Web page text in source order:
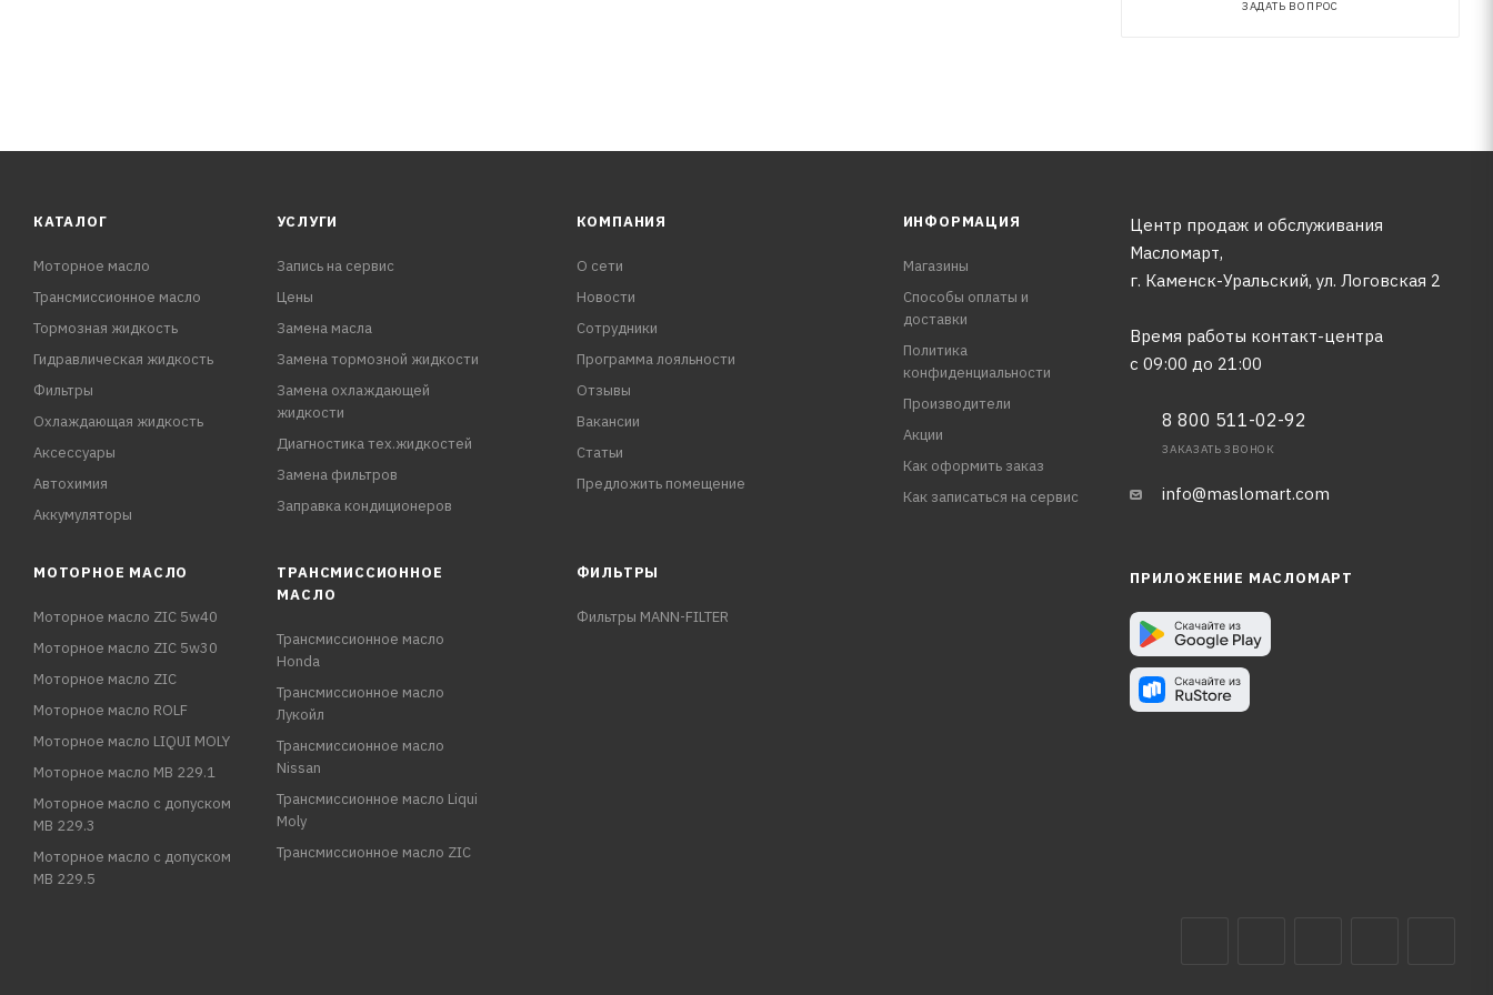
ЗАДАТЬ ВОПРОС
КАТАЛОГ
Моторное масло
Трансмиссионное масло
Тормозная жидкость
Гидравлическая жидкость
Фильтры
Охлаждающая жидкость
Аксессуары
Автохимия
Аккумуляторы
УСЛУГИ
Запись на сервис
Цены
Замена масла
Замена тормозной жидкости
Замена охлаждающей
жидкости
Диагностика тех.жидкостей
Замена фильтров
Заправка кондиционеров
КОМПАНИЯ
О сети
Новости
Сотрудники
Программа лояльности
Отзывы
Вакансии
Статьи
Предложить помещение
ИНФОРМАЦИЯ
Магазины
Способы оплаты и
доставки
Политика
конфиденциальности
Производители
Акции
Как оформить заказ
Как записаться на сервис
Центр продаж и обслуживания
Масломарт,
г. Каменск-Уральский, ул. Логовская 2
Время работы контакт-центра
с 09:00 до 21:00
8 800 511-02-92
ЗАКАЗАТЬ ЗВОНОК
info@maslomart.com
МОТОРНОЕ МАСЛО
Моторное масло ZIC 5w40
Моторное масло ZIC 5w30
Моторное масло ZIC
Моторное масло ROLF
Моторное масло LIQUI MOLY
Моторное масло MB 229.1
Моторное масло с допуском
MB 229.3
Моторное масло с допуском
MB 229.5
ТРАНСМИССИОННОЕ
МАСЛО
Трансмиссионное масло
Honda
Трансмиссионное масло
Лукойл
Трансмиссионное масло
Nissan
Трансмиссионное масло Liqui
Moly
Трансмиссионное масло ZIC
ФИЛЬТРЫ
Фильтры MANN-FILTER
ПРИЛОЖЕНИЕ МАСЛОМАРТ